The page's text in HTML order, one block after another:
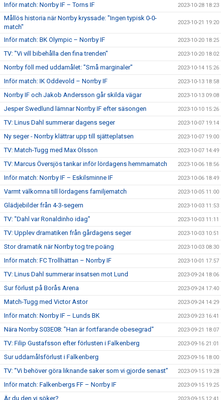
Inför match: Norrby IF – Torns IF 2023-10-28 18:23
Mållös historia när Norrby kryssade: "Ingen typisk 0-0-
match"
2023-10-21 19:20
Inför match: BK Olympic – Norrby IF 2023-10-20 18:25
TV: "Vi vill bibehålla den fina trenden" 2023-10-20 18:02
Norrby föll med uddamålet: "Små marginaler" 2023-10-14 15:26
Inför match: IK Oddevold – Norrby IF 2023-10-13 18:58
Norrby IF och Jakob Andersson går skilda vägar 2023-10-13 09:08
Jesper Swedlund lämnar Norrby IF efter säsongen 2023-10-10 15:26
TV: Linus Dahl summerar dagens seger 2023-10-07 19:14
Ny seger - Norrby klättrar upp till sjätteplatsen 2023-10-07 19:00
TV: Match-Tugg med Max Olsson 2023-10-07 14:49
TV: Marcus Översjös tankar inför lördagens hemmamatch 2023-10-06 18:56
Inför match: Norrby IF – Eskilsminne IF 2023-10-06 18:49
Varmt välkomna till lördagens familjematch 2023-10-05 11:00
Glädjebilder från 4-3-segern 2023-10-03 11:53
TV: "Dahl var Ronaldinho idag" 2023-10-03 11:11
TV: Upplev dramatiken från gårdagens seger 2023-10-03 10:51
Stor dramatik när Norrby tog tre poäng 2023-10-03 08:30
Inför match: FC Trollhättan – Norrby IF 2023-10-01 17:57
TV: Linus Dahl summerar insatsen mot Lund 2023-09-24 18:06
Sur förlust på Borås Arena 2023-09-24 17:40
Match-Tugg med Victor Astor 2023-09-24 14:29
Inför match: Norrby IF – Lunds BK 2023-09-23 16:41
Nära Norrby S03E08: "Han är fortfarande obesegrad" 2023-09-21 18:07
TV: Filip Gustafsson efter förlusten i Falkenberg 2023-09-16 21:01
Sur uddamålsförlust i Falkenberg 2023-09-16 18:00
TV: ”Vi behöver göra liknande saker som vi gjorde senast” 2023-09-15 19:28
Inför match: Falkenbergs FF – Norrby IF 2023-09-15 19:25
Är du den vi söker?